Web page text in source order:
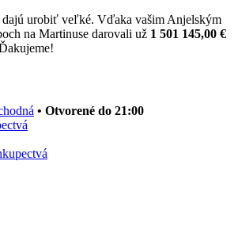
dajú urobiť veľké. Vďaka vašim Anjelským
na Martinuse darovali už 1 501 145,00 €
• Otvorené do 21:00